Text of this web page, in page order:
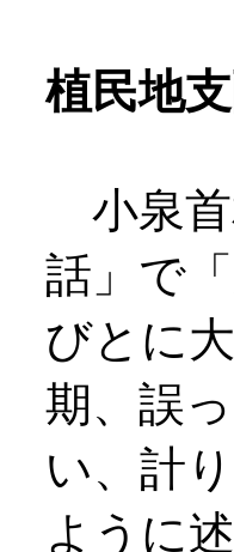
植民地
小泉首
話」で
びとに
期、誤
い、計
ように